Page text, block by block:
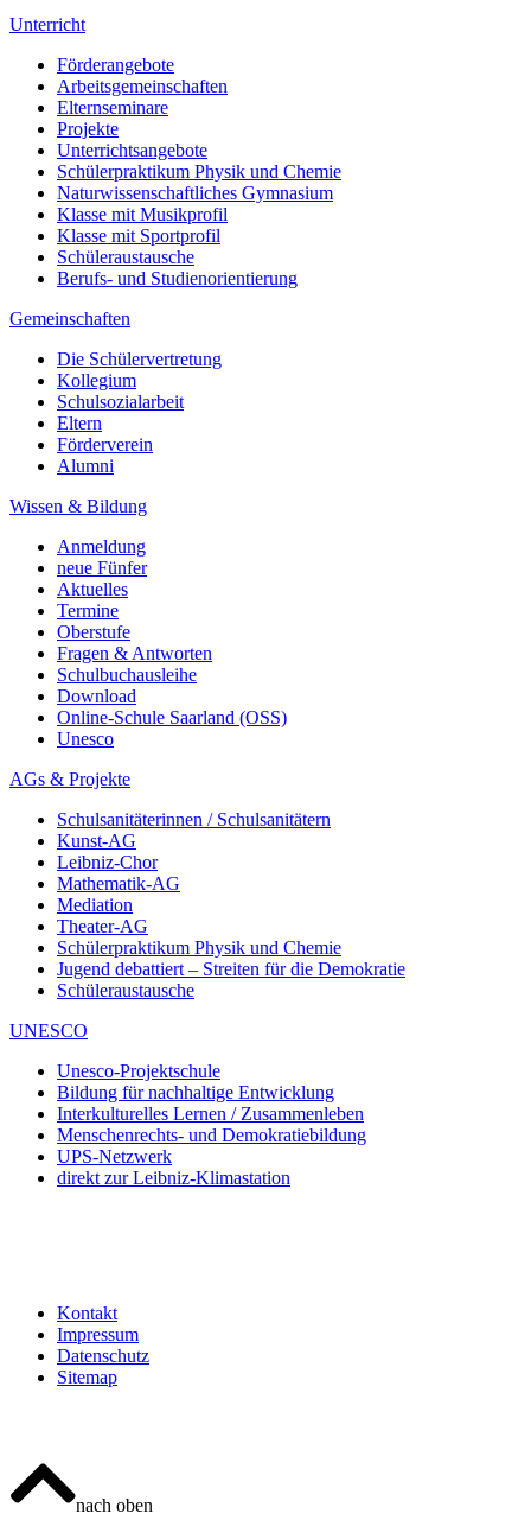
Unterricht
Förderangebote
Arbeitsgemeinschaften
Elternseminare
Projekte
Unterrichtsangebote
Schülerpraktikum Physik und Chemie
Naturwissenschaftliches Gymnasium
Klasse mit Musikprofil
Klasse mit Sportprofil
Schüleraustausche
Berufs- und Studienorientierung
Gemeinschaften
Die Schülervertretung
Kollegium
Schulsozialarbeit
Eltern
Förderverein
Alumni
Wissen & Bildung
Anmeldung
neue Fünfer
Aktuelles
Termine
Oberstufe
Fragen & Antworten
Schulbuchausleihe
Download
Online-Schule Saarland (OSS)
Unesco
AGs & Projekte
Schulsanitäterinnen / Schulsanitätern
Kunst-AG
Leibniz-Chor
Mathematik-AG
Mediation
Theater-AG
Schülerpraktikum Physik und Chemie
Jugend debattiert – Streiten für die Demokratie
Schüleraustausche
UNESCO
Unesco-Projektschule
Bildung für nachhaltige Entwicklung
Interkulturelles Lernen / Zusammenleben
Menschenrechts- und Demokratiebildung
UPS-Netzwerk
direkt zur Leibniz-Klimastation
Kontakt
Impressum
Datenschutz
Sitemap
nach oben